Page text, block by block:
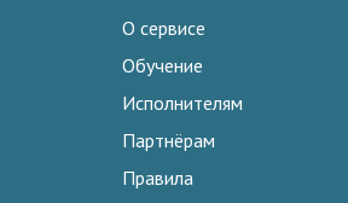
О сервисе
Обучение
Исполнителям
Партнёрам
Правила